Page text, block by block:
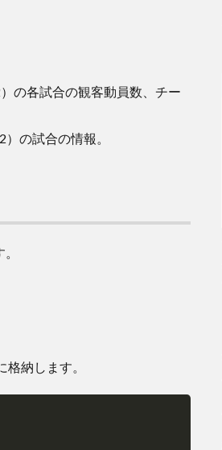
の各試合の観客動員数、チー
の試合の情報。
納します。